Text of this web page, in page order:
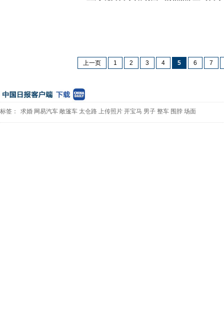
上一页 1 2 3 4 5 6 7
标签： 求婚 网易汽车 敞篷车 太仓路 上传照片 开宝马 男子 整车 围脖 场面